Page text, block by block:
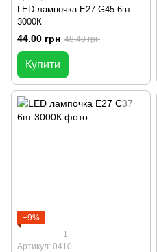
LED лампочка E27 G45 6вт
3000К
44.00 грн 48.40 грн
Купити
−9%
1
Артикул: 0410